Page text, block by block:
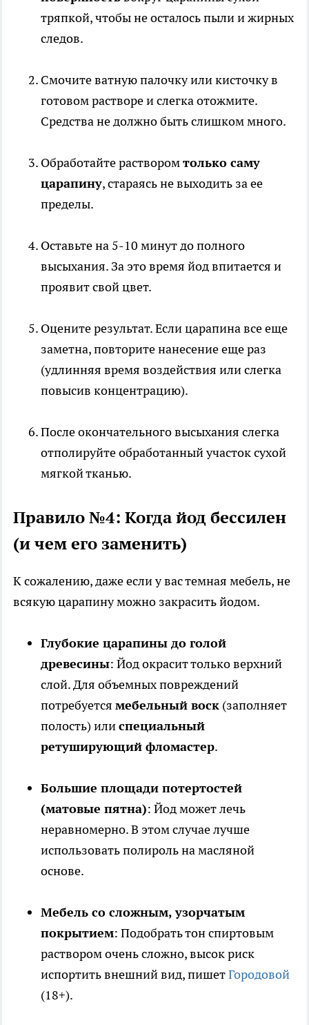
тряпкой, чтобы не осталось пыли и жирных
следов.
Смочите ватную палочку или кисточку в
готовом растворе и слегка отожмите.
Средства не должно быть слишком много.
Обработайте растворомтолько саму
царапину, стараясь не выходить за ее
пределы.
Оставьте на 5-10 минут до полного
высыхания. За это время йод впитается и
проявит свой цвет.
Оцените результат. Если царапина все еще
заметна, повторите нанесение еще раз
(удлинняя время воздействия или слегка
повысив концентрацию).
После окончательного высыхания слегка
отполируйте обработанный участок сухой
мягкой тканью.
Правило №4: Когда йод бессилен
(и чем его заменить)
К сожалению, даже если у вас темная мебель, не
всякую царапину можно закрасить йодом.
Глубокие царапины до голой
древесины: Йод окрасит только верхний
слой. Для объемных повреждений
потребуется мебельный воск (заполняет
полость) илиспециальный
ретуширующий фломастер.
Большие площади потертостей
(матовые пятна): Йод может лечь
неравномерно. В этом случае лучше
использовать полироль на масляной
основе.
Мебель со сложным, узорчатым
покрытием: Подобрать тон спиртовым
раствором очень сложно, высок риск
испортить внешний вид, пишетГородовой
(18+).